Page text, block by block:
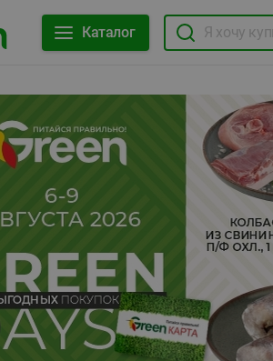
Каталог